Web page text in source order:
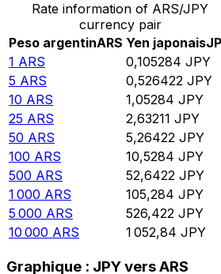
Rate information of ARS/JPY
currency pair
Peso argentinARS Yen japonais
1 ARS 0,105284 JPY
5 ARS 0,526422 JPY
10 ARS 1,05284 JPY
25 ARS 2,63211 JPY
50 ARS 5,26422 JPY
100 ARS 10,5284 JPY
500 ARS 52,6422 JPY
1 000 ARS 105,284 JPY
5 000 ARS 526,422 JPY
10 000 ARS 1 052,84 JPY
Graphique : JPY vers ARS